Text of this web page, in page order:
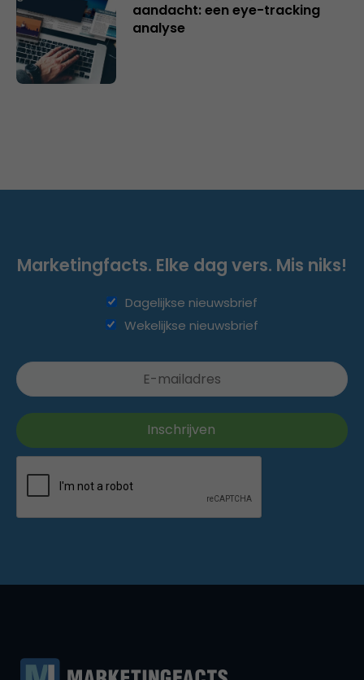
aandacht: een eye-tracking
analyse
Marketingfacts. Elke dag vers. Mis niks!
Dagelijkse nieuwsbrief
Wekelijkse nieuwsbrief